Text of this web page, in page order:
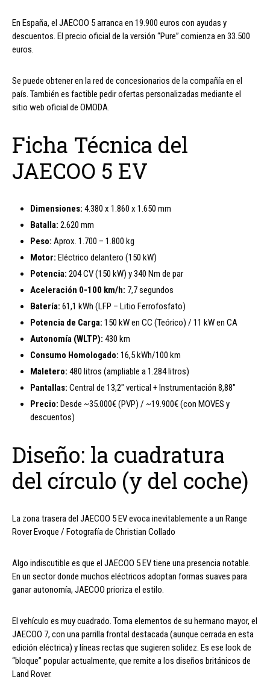
En España, el JAECOO 5 arranca en 19.900 euros con ayudas y
descuentos. El precio oficial de la versión “Pure” comienza en 33.500
euros.
Se puede obtener en la red de concesionarios de la compañía en el
país. También es factible pedir ofertas personalizadas mediante el
sitio web oficial de OMODA.
Ficha Técnica del
JAECOO 5 EV
Dimensiones: 4.380 x 1.860 x 1.650 mm
Batalla: 2.620 mm
Peso: Aprox. 1.700 – 1.800 kg
Motor: Eléctrico delantero (150 kW)
Potencia: 204 CV (150 kW) y 340 Nm de par
Aceleración 0-100 km/h: 7,7 segundos
Batería: 61,1 kWh (LFP – Litio Ferrofosfato)
Potencia de Carga: 150 kW en CC (Teórico) / 11 kW en CA
Autonomía (WLTP): 430 km
Consumo Homologado: 16,5 kWh/100 km
Maletero: 480 litros (ampliable a 1.284 litros)
Pantallas: Central de 13,2″ vertical + Instrumentación 8,88″
Precio: Desde ~35.000€ (PVP) / ~19.900€ (con MOVES y
descuentos)
Diseño: la cuadratura
del círculo (y del coche)
La zona trasera del JAECOO 5 EV evoca inevitablemente a un Range
Rover Evoque / Fotografía de Christian Collado
Algo indiscutible es que el JAECOO 5 EV tiene una presencia notable.
En un sector donde muchos eléctricos adoptan formas suaves para
ganar autonomía, JAECOO prioriza el estilo.
El vehículo es muy cuadrado. Toma elementos de su hermano mayor, el
JAECOO 7, con una parrilla frontal destacada (aunque cerrada en esta
edición eléctrica) y líneas rectas que sugieren solidez. Es ese look de
“bloque” popular actualmente, que remite a los diseños británicos de
Land Rover.